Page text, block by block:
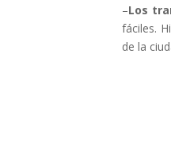
–Los
fáciles.
de la